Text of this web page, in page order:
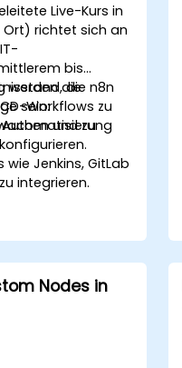
Live-Kurs in
Ort) richtet sich an
bis
die n8n
Workflows zu
und zu
werden die
sein:
Jenkins, GitLab
integrieren.
automatisieren.
Dashboards
zu
Nodes in